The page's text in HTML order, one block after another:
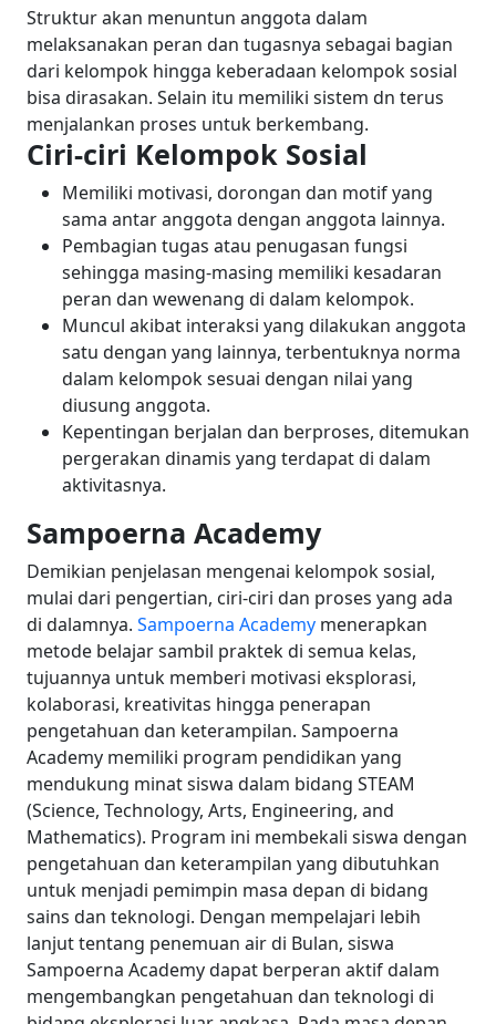
Struktur akan menuntun anggota dalam
melaksanakan peran dan tugasnya sebagai bagian
dari kelompok hingga keberadaan kelompok sosial
bisa dirasakan. Selain itu memiliki sistem dn terus
menjalankan proses untuk berkembang.
Ciri-ciri Kelompok Sosial
Memiliki motivasi, dorongan dan motif yang
sama antar anggota dengan anggota lainnya.
Pembagian tugas atau penugasan fungsi
sehingga masing-masing memiliki kesadaran
peran dan wewenang di dalam kelompok.
Muncul akibat interaksi yang dilakukan anggota
satu dengan yang lainnya, terbentuknya norma
dalam kelompok sesuai dengan nilai yang
diusung anggota.
Kepentingan berjalan dan berproses, ditemukan
pergerakan dinamis yang terdapat di dalam
aktivitasnya.
Sampoerna Academy
Demikian penjelasan mengenai kelompok sosial,
mulai dari pengertian, ciri-ciri dan proses yang ada
di dalamnya. Sampoerna Academy menerapkan
metode belajar sambil praktek di semua kelas,
tujuannya untuk memberi motivasi eksplorasi,
kolaborasi, kreativitas hingga penerapan
pengetahuan dan keterampilan. Sampoerna
Academy memiliki program pendidikan yang
mendukung minat siswa dalam bidang STEAM
(Science, Technology, Arts, Engineering, and
Mathematics). Program ini membekali siswa dengan
pengetahuan dan keterampilan yang dibutuhkan
untuk menjadi pemimpin masa depan di bidang
sains dan teknologi. Dengan mempelajari lebih
lanjut tentang penemuan air di Bulan, siswa
Sampoerna Academy dapat berperan aktif dalam
mengembangkan pengetahuan dan teknologi di